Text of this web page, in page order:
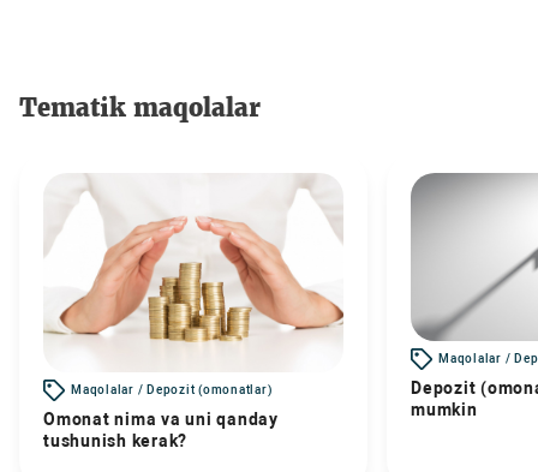
Tematik maqolalar
Maqolalar / Depozit (omonatlar)
Omonat nima va uni qanday
tushunish kerak?
Maqolalar /
Depozit
mumkin